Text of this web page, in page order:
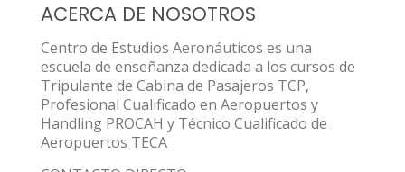
ACERCA DE NOSOTROS
Centro de Estudios Aeronáuticos es una
escuela de enseñanza dedicada a los cursos de
Tripulante de Cabina de Pasajeros TCP,
Profesional Cualificado en Aeropuertos y
Handling PROCAH y Técnico Cualificado de
Aeropuertos TECA